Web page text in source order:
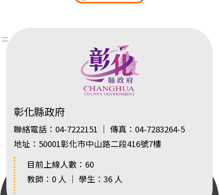
:::
彰化縣政府
聯絡電話：04-7222151 ｜ 傳真：04-7283264-5
地址：50001彰化市中山路二段416號7樓
目前上線人數：60
教師：0 人 ｜ 學生：36 人